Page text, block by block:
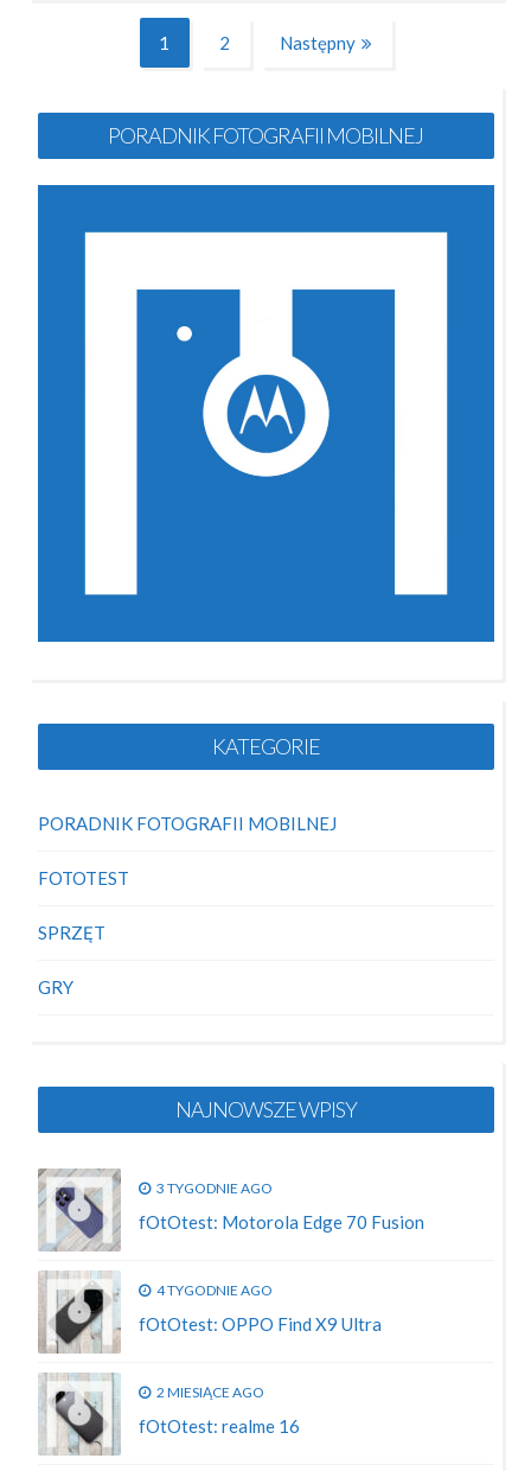
StronicowaniePage
1 Page
2 Następny
PORADNIK FOTOGRAFII MOBILNEJ
KATEGORIE
PORADNIK FOTOGRAFII MOBILNEJ
FOTOTEST
SPRZĘT
GRY
NAJNOWSZE WPISY
3 TYGODNIE AGO
fOtOtest: Motorola Edge 70 Fusion
4 TYGODNIE AGO
fOtOtest: OPPO Find X9 Ultra
2 MIESIĄCE AGO
fOtOtest: realme 16